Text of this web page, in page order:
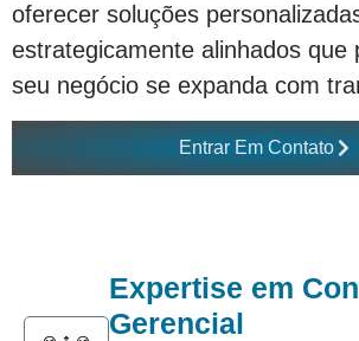
Expertise em
Gerencial
oferecer soluções
estrategicamente alinhados que
seu negócio se expanda com
Entrar Em Contato